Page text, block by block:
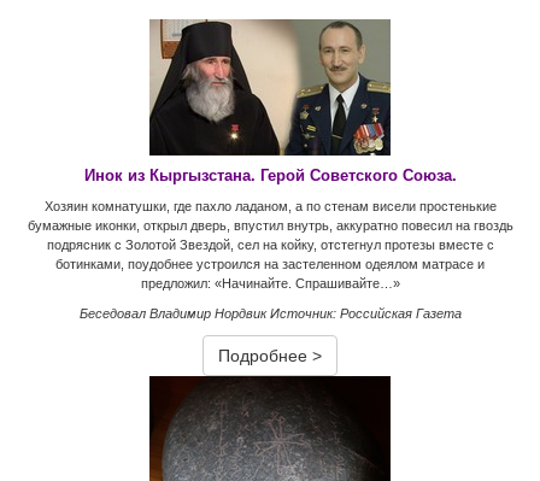
Инок из Кыргызстана. Герой Советского Союза.
Хозяин комнатушки, где пахло ладаном, а по стенам висели простенькие
бумажные иконки, открыл дверь, впустил внутрь, аккуратно повесил на гвоздь
подрясник с Золотой Звездой, сел на койку, отстегнул протезы вместе с
ботинками, поудобнее устроился на застеленном одеялом матрасе и
предложил: «Начинайте. Спрашивайте…»
Беседовал Владимир Нордвик Источник: Российская Газета
Подробнее >